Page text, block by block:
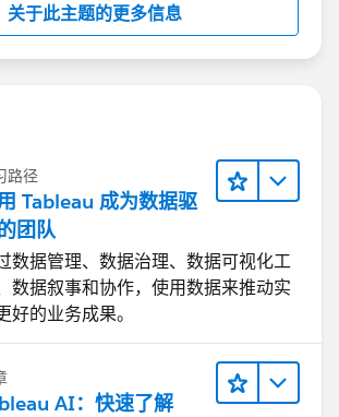
关于此主题的更多信息
路径
Tableau 成为数据驱
团队
数据管理、数据治理、数据可视化工
数据叙事和协作，使用数据来推动实
好的业务成果。
AI：快速了解